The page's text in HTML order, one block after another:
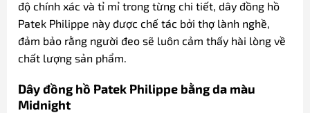
độ chính xác và tỉ mỉ trong từng chi tiết, dây đồng hồ
Patek Philippe này được chế tác bởi thợ lành nghề,
đảm bảo rằng người đeo sẽ luôn cảm thấy hài lòng về
chất lượng sản phẩm.
Dây đồng hồ Patek Philippe bằng da màu
Midnight